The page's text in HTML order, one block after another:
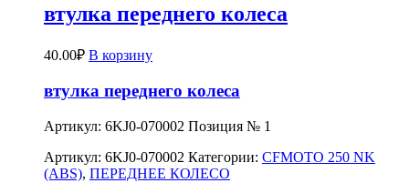
втулка переднего колеса
40.00₽ В корзину
втулка переднего колеса
Артикул: 6KJ0-070002 Позиция № 1
Артикул: 6KJ0-070002 Категории: CFMOTO 250 NK
(ABS), ПЕРЕДНЕЕ КОЛЕСО